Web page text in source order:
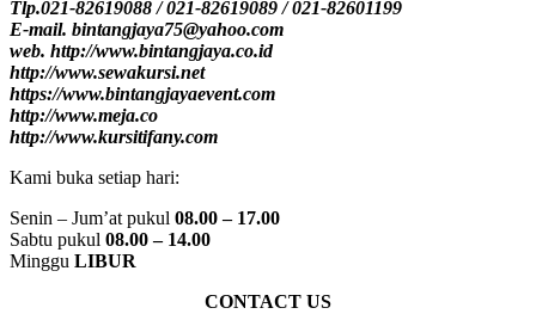
Tlp.021-82619088 / 021-82619089 / 021-82601199
E-mail. bintangjaya75@yahoo.com
web. http://www.bintangjaya.co.id
http://www.sewakursi.net
https://www.bintangjayaevent.com
http://www.meja.co
http://www.kursitifany.com
Kami buka setiap hari:
Senin – Jum’at pukul 08.00 – 17.00
Sabtu pukul 08.00 – 14.00
Minggu LIBUR
CONTACT US